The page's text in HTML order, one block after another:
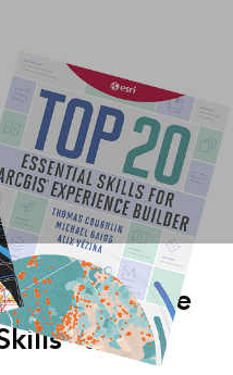
la visione di
della serie
di Esri